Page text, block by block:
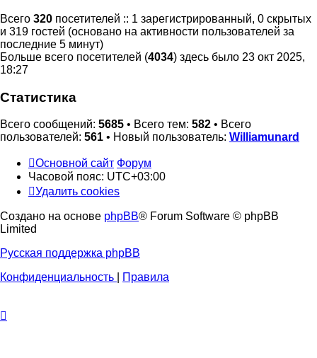
Всего 320 посетителей :: 1 зарегистрированный, 0 скрытых
и 319 гостей (основано на активности пользователей за
последние 5 минут)
Больше всего посетителей (4034) здесь было 23 окт 2025,
18:27
Статистика
Всего сообщений: 5685 • Всего тем: 582 • Всего
пользователей: 561 • Новый пользователь: Williamunard
Основной сайт Форум
Часовой пояс: UTC+03:00
Удалить cookies
Создано на основе phpBB® Forum Software © phpBB
Limited
Русская поддержка phpBB
Конфиденциальность
Правила